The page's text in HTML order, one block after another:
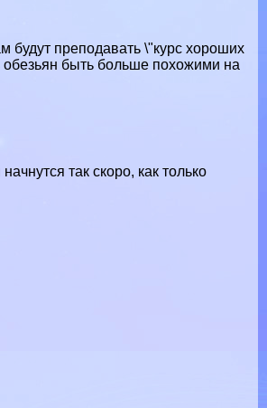
будут преподавать \"курс хороших
обезьян быть больше похожими на
так скоро, как только